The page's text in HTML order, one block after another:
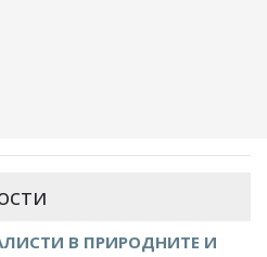
В ПРИРОДНИТЕ И